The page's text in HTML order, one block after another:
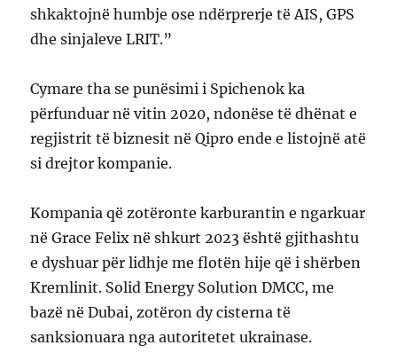
shkaktojnë humbje ose ndërprerje të AIS, GPS
dhe sinjaleve LRIT.”
Cymare tha se punësimi i Spichenok ka
përfunduar në vitin 2020, ndonëse të dhënat e
regjistrit të biznesit në Qipro ende e listojnë atë
si drejtor kompanie.
Kompania që zotëronte karburantin e ngarkuar
në Grace Felix në shkurt 2023 është gjithashtu
e dyshuar për lidhje me flotën hije që i shërben
Kremlinit. Solid Energy Solution DMCC, me
bazë në Dubai, zotëron dy cisterna të
sanksionuara nga autoritetet ukrainase.